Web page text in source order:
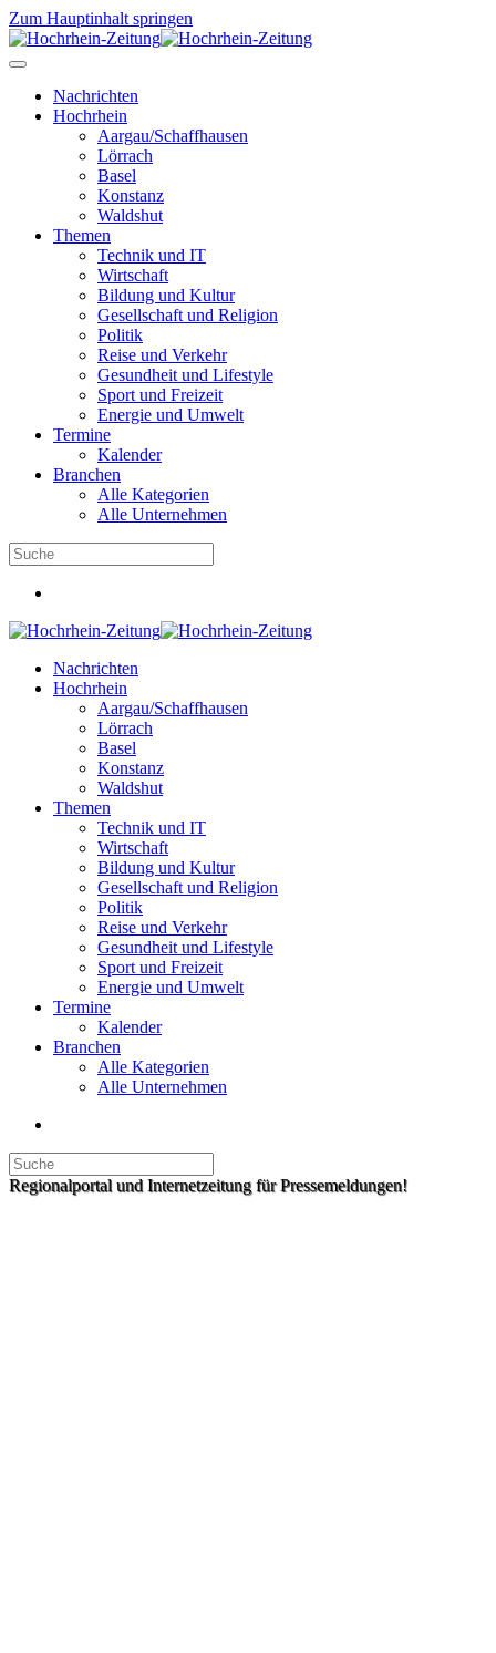
Zum Hauptinhalt springen
Nachrichten
Hochrhein
Aargau/Schaffhausen
Lörrach
Basel
Konstanz
Waldshut
Themen
Technik und IT
Wirtschaft
Bildung und Kultur
Gesellschaft und Religion
Politik
Reise und Verkehr
Gesundheit und Lifestyle
Sport und Freizeit
Energie und Umwelt
Termine
Kalender
Branchen
Alle Kategorien
Alle Unternehmen
Nachrichten
Hochrhein
Aargau/Schaffhausen
Lörrach
Basel
Konstanz
Waldshut
Themen
Technik und IT
Wirtschaft
Bildung und Kultur
Gesellschaft und Religion
Politik
Reise und Verkehr
Gesundheit und Lifestyle
Sport und Freizeit
Energie und Umwelt
Termine
Kalender
Branchen
Alle Kategorien
Alle Unternehmen
Regionalportal und Internetzeitung für Pressemeldungen!